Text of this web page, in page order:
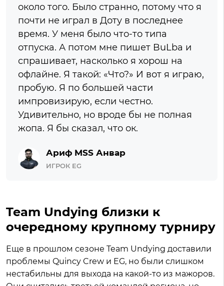
около того. Было странно, потому что я
почти не играл в Доту в последнее
время. У меня было что-то типа
отпуска. А потом мне пишет BuLba и
спрашивает, насколько я хорош на
офлайне. Я такой: «Что?» И вот я играю,
пробую. Я по большей части
импровизирую, если честно.
Удивительно, но вроде бы не полная
жопа. Я бы сказал, что ок.
Ариф MSS Анвар
ИГРОК EG
Team Undying близки к
очередному крупному турниру
Еще в прошлом сезоне Team Undying доставили
проблемы Quincy Crew и EG, но были слишком
нестабильны для выхода на какой-то из мажоров.